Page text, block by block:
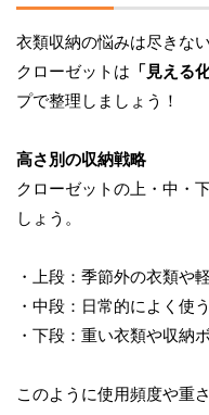
衣類収納の悩みは尽きな
クローゼットは 「見える
プで整理しましょう！
高さ別の収納戦略
クローゼットの上・中・
しょう。
・上段：季節外の衣類や
・中段：日常的によく使
・下段：重い衣類や収納
このように使用頻度や重